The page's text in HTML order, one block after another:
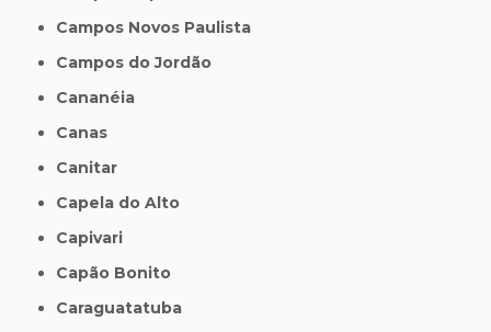
Campos Novos Paulista
Campos do Jordão
Cananéia
Canas
Canitar
Capela do Alto
Capivari
Capão Bonito
Caraguatatuba